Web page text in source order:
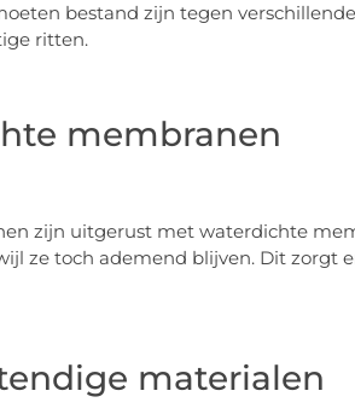
bestand zijn tegen
ritten.
membranen
zijn uitgerust met waterdichte
ze toch ademend blijven. Dit zorgt
materialen